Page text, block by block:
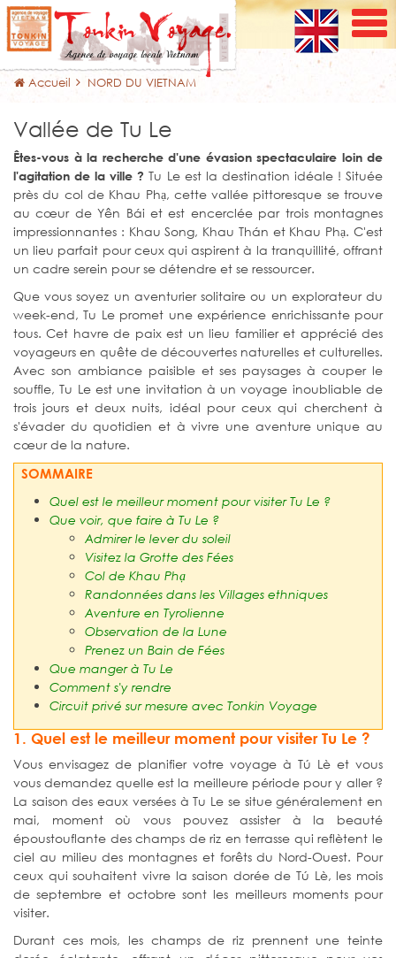
Accueil NORD DU VIETNAM
Vallée de Tu Le
Êtes-vous à la recherche d'une évasion spectaculaire loin de
l'agitation de la ville ? Tu Le est la destination idéale ! Située
près du col de Khau Phạ, cette vallée pittoresque se trouve
au cœur de Yên Bái et est encerclée par trois montagnes
impressionnantes : Khau Song, Khau Thán et Khau Phạ. C'est
un lieu parfait pour ceux qui aspirent à la tranquillité, offrant
un cadre serein pour se détendre et se ressourcer.
Que vous soyez un aventurier solitaire ou un explorateur du
week-end, Tu Le promet une expérience enrichissante pour
tous. Cet havre de paix est un lieu familier et apprécié des
voyageurs en quête de découvertes naturelles et culturelles.
Avec son ambiance paisible et ses paysages à couper le
souffle, Tu Le est une invitation à un voyage inoubliable de
trois jours et deux nuits, idéal pour ceux qui cherchent à
s'évader du quotidien et à vivre une aventure unique au
cœur de la nature.
SOMMAIRE
Quel est le meilleur moment pour visiter Tu Le ?
Que voir, que faire à Tu Le ?
Admirer le lever du soleil
Visitez la Grotte des Fées
Col de Khau Phạ
Randonnées dans les Villages ethniques
Aventure en Tyrolienne
Observation de la Lune
Prenez un Bain de Fées
Que manger à Tu Le
Comment s'y rendre
Circuit privé sur mesure avec Tonkin Voyage
1. Quel est le meilleur moment pour visiter Tu Le ?
Vous envisagez de planifier votre voyage à Tú Lè et vous
vous demandez quelle est la meilleure période pour y aller ?
La saison des eaux versées à Tu Le se situe généralement en
mai, moment où vous pouvez assister à la beauté
époustouflante des champs de riz en terrasse qui reflètent le
ciel au milieu des montagnes et forêts du Nord-Ouest. Pour
ceux qui souhaitent vivre la saison dorée de Tú Lè, les mois
de septembre et octobre sont les meilleurs moments pour
visiter.
Durant ces mois, les champs de riz prennent une teinte